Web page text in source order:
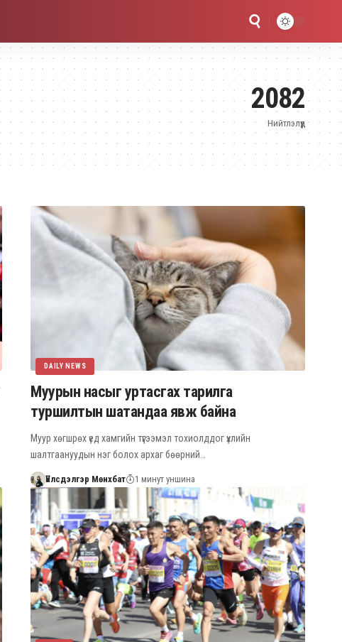
2082
Нийтлэлүүд
DAILY NEWS
Муурын насыг уртасгах тарилга
туршилтын шатандаа явж байна
Муур хөгшрөх үед хамгийн түгээмэл тохиолддог үхлийн
шалтгаануудын нэг болох архаг бөөрний…
Үйлсдэлгэр Мөнхбат 1 минут уншина